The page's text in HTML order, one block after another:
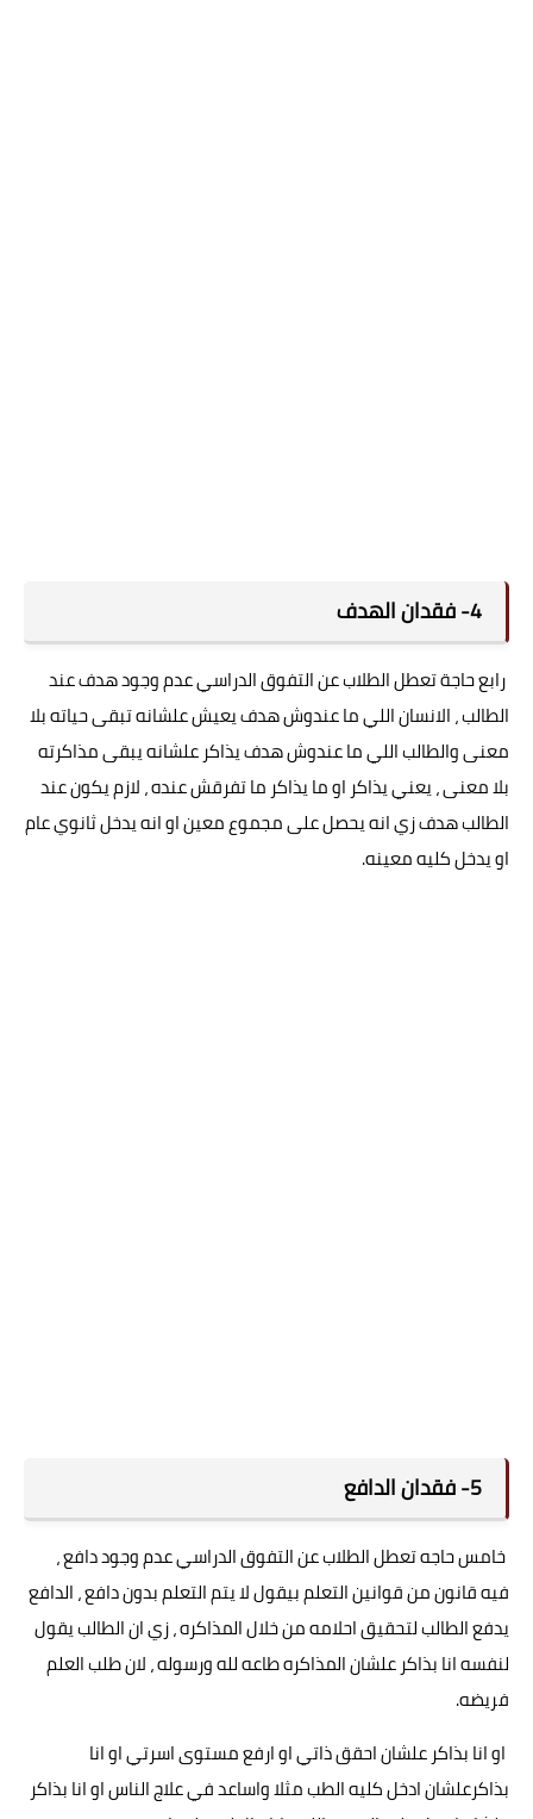
4- فقدان الهدف
رابع حاجة تعطل الطلاب عن التفوق الدراسي عدم وجود هدف عند
الطالب ، الانسان اللي ما عندوش هدف يعيش علشانه تبقى حياته بلا
معنى والطالب اللي ما عندوش هدف يذاكر علشانه يبقى مذاكرته
بلا معنى ، يعني يذاكر او ما يذاكر ما تفرقش عنده ، لازم يكون عند
الطالب هدف زي انه يحصل على مجموع معين او انه يدخل ثانوي عام
او يدخل كليه معينه.
5- فقدان الدافع
خامس حاجه تعطل الطلاب عن التفوق الدراسي عدم وجود دافع ،
فيه قانون من قوانين التعلم بيقول لا يتم التعلم بدون دافع ، الدافع
يدفع الطالب لتحقيق احلامه من خلال المذاكره ، زي ان الطالب يقول
لنفسه انا بذاكر علشان المذاكره طاعه لله ورسوله ، لان طلب العلم
فريضه.
او انا بذاكر علشان احقق ذاتي او ارفع مستوى اسرتي او انا
بذاكرعلشان ادخل كليه الطب مثلا واساعد في علاج الناس او انا بذاكر